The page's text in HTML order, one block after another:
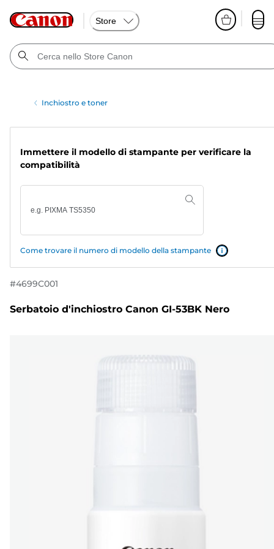
Store
Inchiostro e toner
Immettere il modello di stampante per verificare la
compatibilità
Come trovare il numero di modello della stampante
#4699C001
Serbatoio d'inchiostro Canon GI-53BK Nero